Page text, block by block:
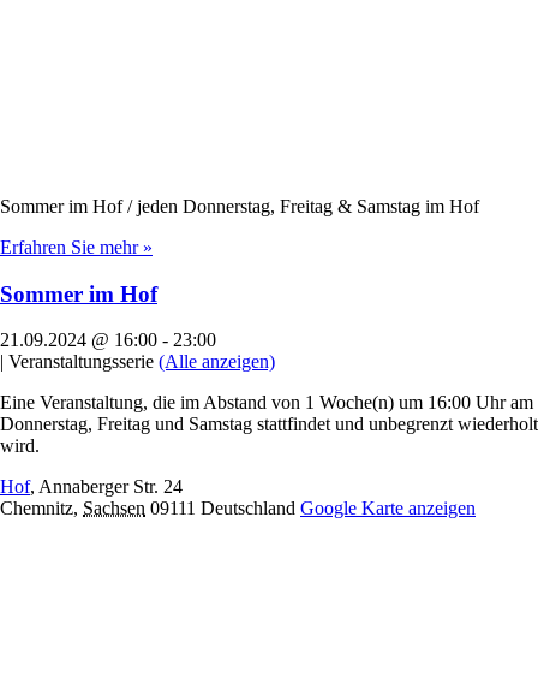
Sommer im Hof / jeden Donnerstag, Freitag & Samstag im Hof
Erfahren Sie mehr »
Sommer im Hof
21.09.2024 @ 16:00 - 23:00
Veranstaltungsserie (Alle anzeigen)
Eine Veranstaltung, die im Abstand von 1 Woche(n) um 16:00 Uhr am
Donnerstag, Freitag und Samstag stattfindet und unbegrenzt wiederholt
wird.
Hof, Annaberger Str. 24
Chemnitz, Sachsen 09111 Deutschland Google Karte anzeigen